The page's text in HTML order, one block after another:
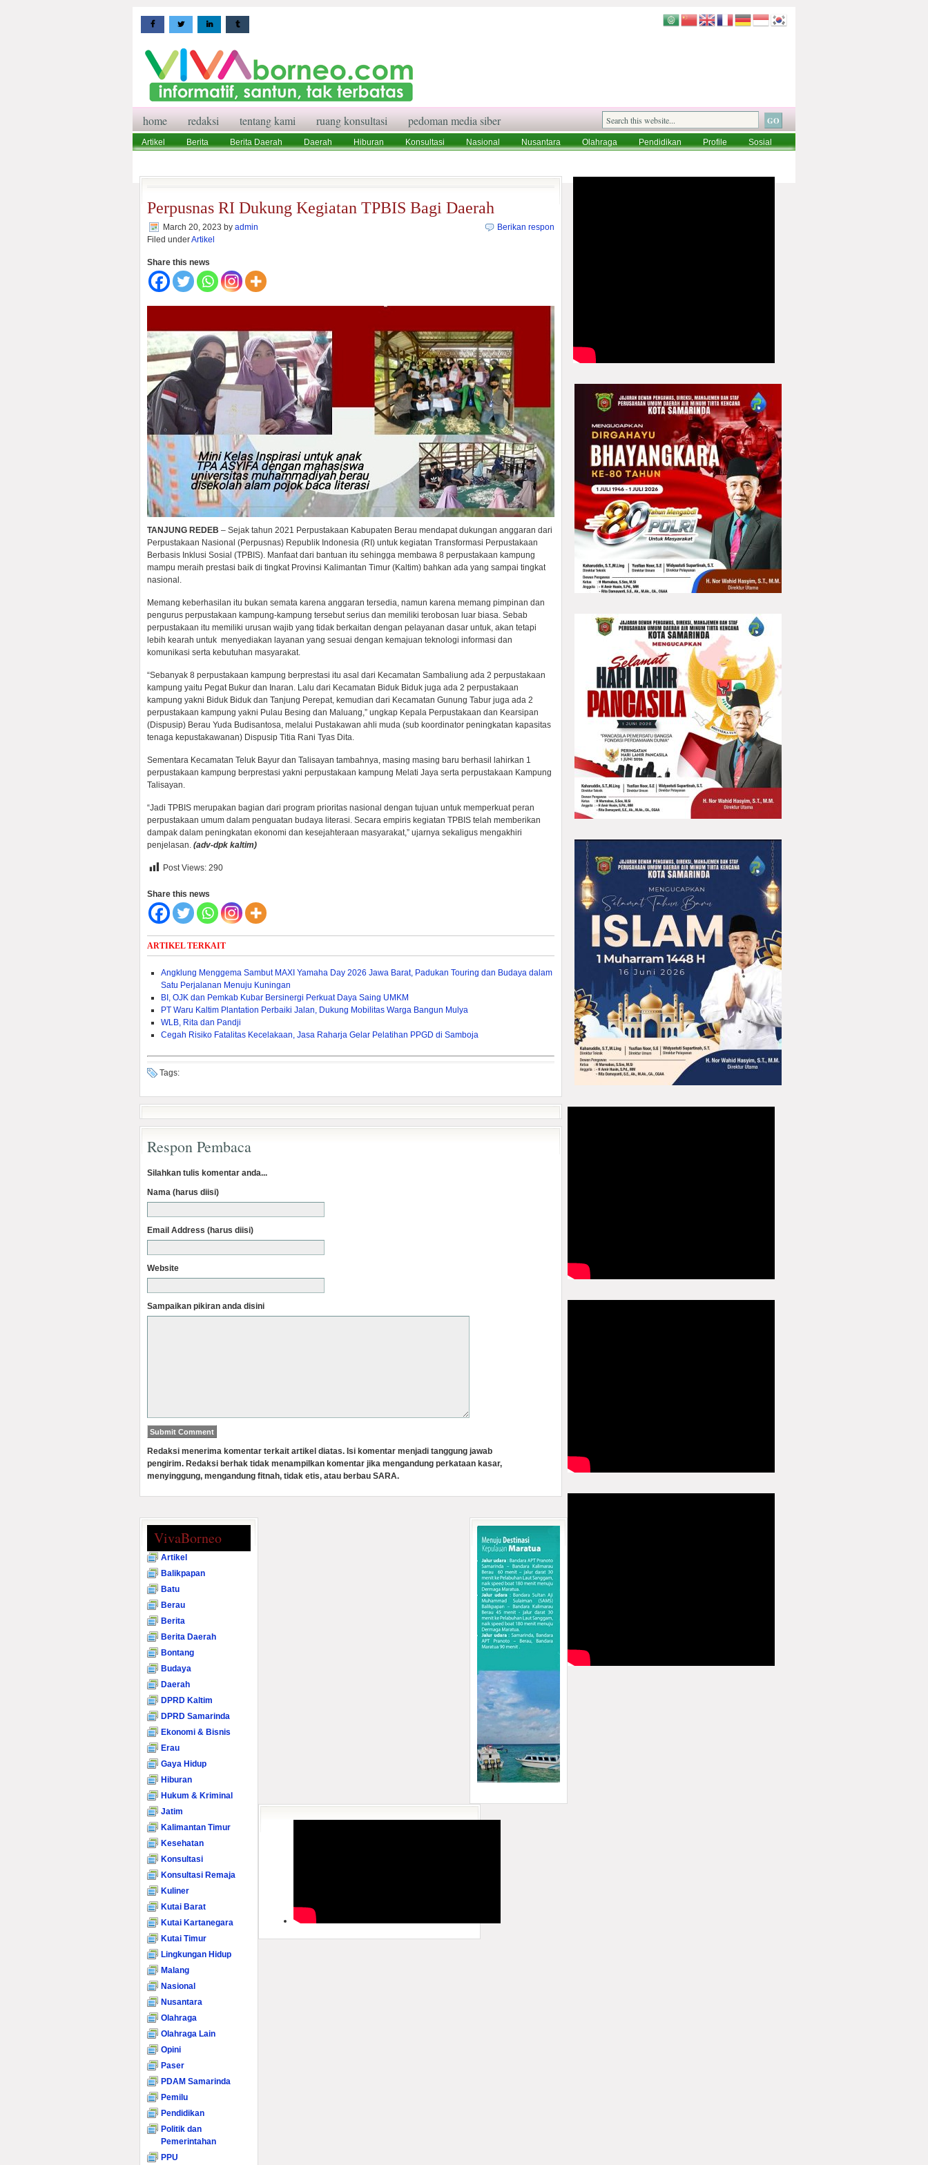
home redaksi tentang kami ruang konsultasi pedoman media siber
Artikel Berita Berita Daerah Daerah Hiburan Konsultasi Nasional Nusantara Olahraga Pendidikan Profile
Sosial
Perpusnas RI Dukung Kegiatan TPBIS Bagi Daerah
March 20, 2023 by admin
Filed underArtikel
Berikan respon
Share this news
TANJUNG REDEB – Sejak tahun 2021 Perpustakaan Kabupaten Berau mendapat dukungan anggaran dari
Perpustakaan Nasional (Perpusnas) Republik Indonesia (RI) untuk kegiatan Transformasi Perpustakaan
Berbasis Inklusi Sosial (TPBIS). Manfaat dari bantuan itu sehingga membawa 8 perpustakaan kampung
mampu meraih prestasi baik di tingkat Provinsi Kalimantan Timur (Kaltim) bahkan ada yang sampai tingkat
nasional.
Memang keberhasilan itu bukan semata karena anggaran tersedia, namun karena memang pimpinan dan
pengurus perpustakaan kampung-kampung tersebut serius dan memiliki terobosan luar biasa. Sebab
perpustakaan itu memiliki urusan wajib yang tidak berkaitan dengan pelayanan dasar untuk, akan tetapi
lebih kearah untuk menyediakan layanan yang sesuai dengan kemajuan teknologi informasi dan
komunikasi serta kebutuhan masyarakat.
“Sebanyak 8 perpustakaan kampung berprestasi itu asal dari Kecamatan Sambaliung ada 2 perpustakaan
kampung yaitu Pegat Bukur dan Inaran. Lalu dari Kecamatan Biduk Biduk juga ada 2 perpustakaan
kampung yakni Biduk Biduk dan Tanjung Perepat, kemudian dari Kecamatan Gunung Tabur juga ada 2
perpustakaan kampung yakni Pulau Besing dan Maluang,” ungkap Kepala Perpustakaan dan Kearsipan
(Dispusip) Berau Yuda Budisantosa, melalui Pustakawan ahli muda (sub koordinator peningkatan kapasitas
tenaga kepustakawanan) Dispusip Titia Rani Tyas Dita.
Sementara Kecamatan Teluk Bayur dan Talisayan tambahnya, masing masing baru berhasil lahirkan 1
perpustakaan kampung berprestasi yakni perpustakaan kampung Melati Jaya serta perpustakaan Kampung
Talisayan.
“Jadi TPBIS merupakan bagian dari program prioritas nasional dengan tujuan untuk memperkuat peran
perpustakaan umum dalam penguatan budaya literasi. Secara empiris kegiatan TPBIS telah memberikan
dampak dalam peningkatan ekonomi dan kesejahteraan masyarakat,” ujarnya sekaligus mengakhiri
penjelasan. (adv-dpk kaltim)
Post Views: 290
Share this news
ARTIKEL TERKAIT
Angklung Menggema Sambut MAXI Yamaha Day 2026 Jawa Barat, Padukan Touring dan Budaya dalam
Satu Perjalanan Menuju Kuningan
BI, OJK dan Pemkab Kubar Bersinergi Perkuat Daya Saing UMKM
PT Waru Kaltim Plantation Perbaiki Jalan, Dukung Mobilitas Warga Bangun Mulya
WLB, Rita dan Pandji
Cegah Risiko Fatalitas Kecelakaan, Jasa Raharja Gelar Pelatihan PPGD di Samboja
Tags:
Respon Pembaca
Silahkan tulis komentar anda...
Nama (harus diisi)
Email Address (harus diisi)
Website
Sampaikan pikiran anda disini
Redaksi menerima komentar terkait artikel diatas. Isi komentar menjadi tanggung jawab
pengirim. Redaksi berhak tidak menampilkan komentar jika mengandung perkataan kasar,
menyinggung, mengandung fitnah, tidak etis, atau berbau SARA.
VivaBorneo
Artikel
Balikpapan
Batu
Berau
Berita
Berita Daerah
Bontang
Budaya
Daerah
DPRD Kaltim
DPRD Samarinda
Ekonomi & Bisnis
Erau
Gaya Hidup
Hiburan
Hukum & Kriminal
Jatim
Kalimantan Timur
Kesehatan
Konsultasi
Konsultasi Remaja
Kuliner
Kutai Barat
Kutai Kartanegara
Kutai Timur
Lingkungan Hidup
Malang
Nasional
Nusantara
Olahraga
Olahraga Lain
Opini
Paser
PDAM Samarinda
Pemilu
Pendidikan
Politik dan
Pemerintahan
PPU